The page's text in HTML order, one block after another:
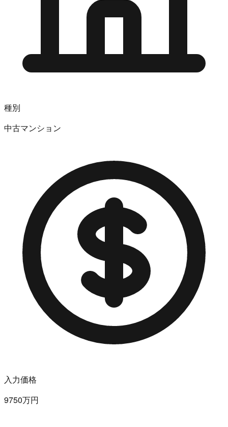
種別
中古マンション
入力価格
9750万円